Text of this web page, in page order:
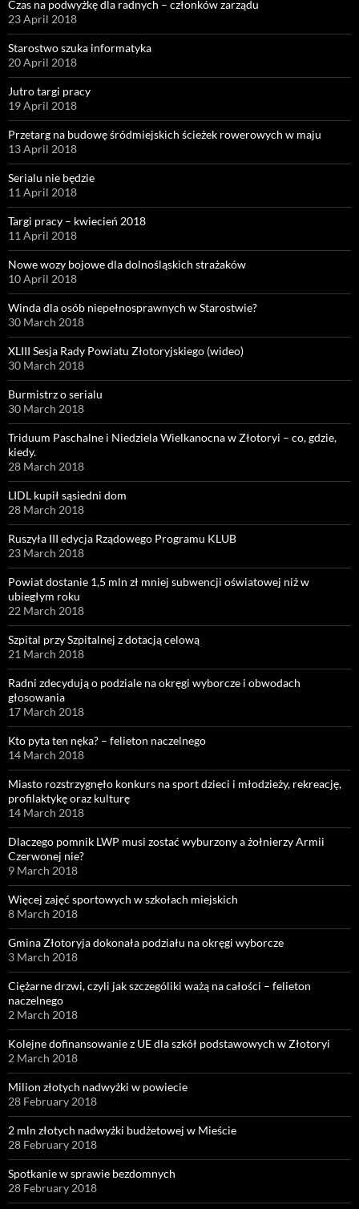
Czas na podwyżkę dla radnych – członków zarządu
23 April 2018
Starostwo szuka informatyka
20 April 2018
Jutro targi pracy
19 April 2018
Przetarg na budowę śródmiejskich ścieżek rowerowych w maju
13 April 2018
Serialu nie będzie
11 April 2018
Targi pracy – kwiecień 2018
11 April 2018
Nowe wozy bojowe dla dolnośląskich strażaków
10 April 2018
Winda dla osób niepełnosprawnych w Starostwie?
30 March 2018
XLIII Sesja Rady Powiatu Złotoryjskiego (wideo)
30 March 2018
Burmistrz o serialu
30 March 2018
Triduum Paschalne i Niedziela Wielkanocna w Złotoryi – co, gdzie,
kiedy.
28 March 2018
LIDL kupił sąsiedni dom
28 March 2018
Ruszyła III edycja Rządowego Programu KLUB
23 March 2018
Powiat dostanie 1,5 mln zł mniej subwencji oświatowej niż w
ubiegłym roku
22 March 2018
Szpital przy Szpitalnej z dotacją celową
21 March 2018
Radni zdecydują o podziale na okręgi wyborcze i obwodach
głosowania
17 March 2018
Kto pyta ten nęka? – felieton naczelnego
14 March 2018
Miasto rozstrzygnęło konkurs na sport dzieci i młodzieży, rekreację,
profilaktykę oraz kulturę
14 March 2018
Dlaczego pomnik LWP musi zostać wyburzony a żołnierzy Armii
Czerwonej nie?
9 March 2018
Więcej zajęć sportowych w szkołach miejskich
8 March 2018
Gmina Złotoryja dokonała podziału na okręgi wyborcze
3 March 2018
Ciężarne drzwi, czyli jak szczególiki ważą na całości – felieton
naczelnego
2 March 2018
Kolejne dofinansowanie z UE dla szkół podstawowych w Złotoryi
2 March 2018
Milion złotych nadwyżki w powiecie
28 February 2018
2 mln złotych nadwyżki budżetowej w Mieście
28 February 2018
Spotkanie w sprawie bezdomnych
28 February 2018